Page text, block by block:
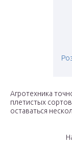
Агротехника
плетистых
оставаться